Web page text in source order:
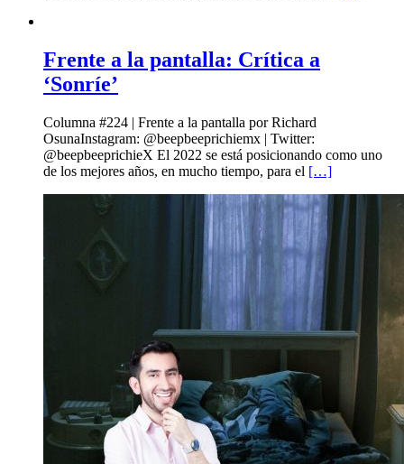
Frente a la pantalla: Crítica a
‘Sonríe’
Columna #224 | Frente a la pantalla por Richard
OsunaInstagram: @beepbeeprichiemx | Twitter:
@beepbeeprichieX El 2022 se está posicionando como uno
de los mejores años, en mucho tiempo, para el […]